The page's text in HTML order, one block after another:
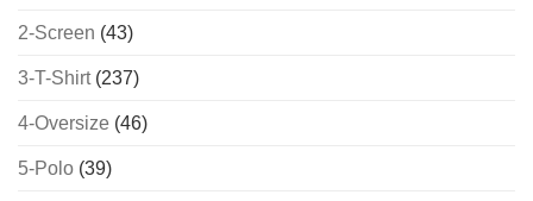
2-Screen (43)
3-T-Shirt(237)
4-Oversize (46)
5-Polo (39)